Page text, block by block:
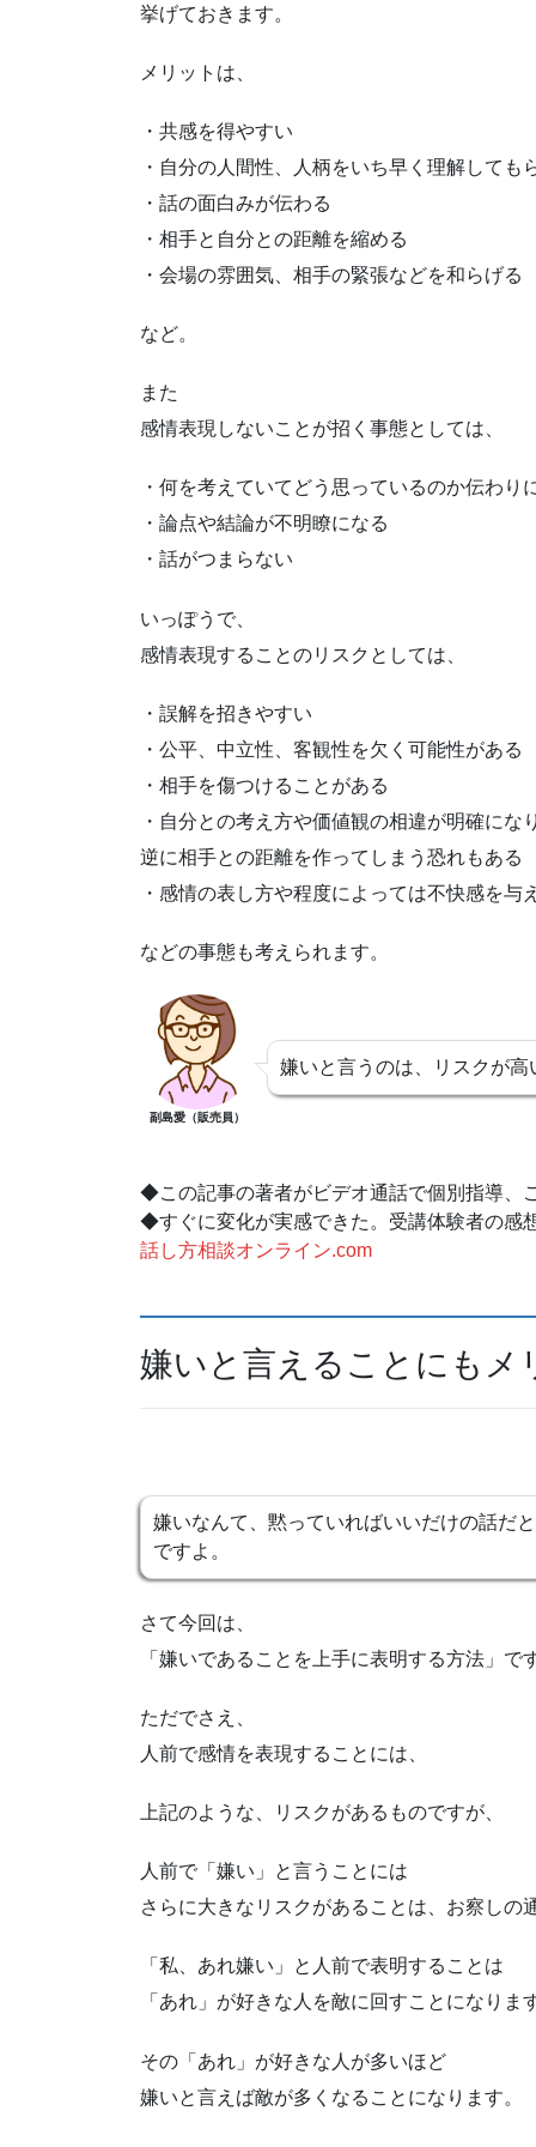
挙げておきます。
メリットは、
・共感を得やすい
・自分の人間性、人柄をいち早く理解しても
・話の面白みが伝わる
・相手と自分との距離を縮める
・会場の雰囲気、相手の緊張などを和らげる
など。
また
感情表現しないことが招く事態としては、
・何を考えていてどう思っているのか伝わり
・論点や結論が不明瞭になる
・話がつまらない
いっぽうで、
感情表現することのリスクとしては、
・誤解を招きやすい
・公平、中立性、客観性を欠く可能性がある
・相手を傷つけることがある
・自分との考え方や価値観の相違が明確にな
逆に相手との距離を作ってしまう恐れもある
・感情の表し方や程度によっては不快感を与
などの事態も考えられます。
副島愛（販売員）
嫌いと言うのは、リスクが高
◆この記事の著者がビデオ通話で個別指導、
◆すぐに変化が実感できた。受講体験者の感
話し方相談オンライン.com
嫌いと言えることにもメ
嫌いなんて、黙っていればいいだけの話だ
ですよ。
さて今回は、
「嫌いであることを上手に表明する方法」で
ただでさえ、
人前で感情を表現することには、
上記のような、リスクがあるものですが、
人前で「嫌い」と言うことには
さらに大きなリスクがあることは、お察しの
「私、あれ嫌い」と人前で表明することは
「あれ」が好きな人を敵に回すことになりま
その「あれ」が好きな人が多いほど
嫌いと言えば敵が多くなることになります。